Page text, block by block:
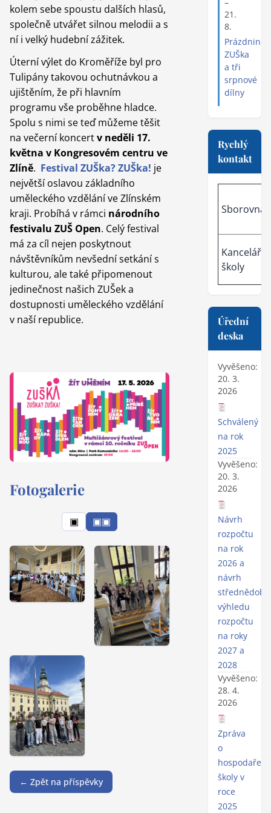
kolem sebe spoustu dalších hlasů,
společně utvářet silnou melodii a s
ní i velký hudební zážitek.
Úterní výlet do Kroměříže byl pro
Tulipány takovou ochutnávkou a
ujištěním, že při hlavním
programu vše proběhne hladce.
Spolu s nimi se teď můžeme těšit
na večerní koncertv neděli 17.
května v Kongresovém centru ve
Zlíně. Festival ZUŠka? ZUŠka! je
největší oslavou základního
uměleckého vzdělání ve Zlínském
kraji. Probíhá v rámci národního
festivalu ZUŠ Open. Celý festival
má za cíl nejen poskytnout
návštěvníkům nevšední setkání s
kulturou, ale také připomenout
jedinečnost našich ZUŠek a
dostupnosti uměleckého vzdělání
v naší republice.
Fotogalerie
▣ ▣▣
← Zpět na příspěvky
21.
8.
ZUŠka
a tři
srpnové
dílny
Rychlý
kontakt
Sborovna
Kancelář
školy
Úřední
deska
Vyvěšeno:
20. 3.
2026
Schválený
na rok
2025
Vyvěšeno:
20. 3.
2026
Návrh
rozpočtu
na rok
2026 a
návrh
výhledu
rozpočtu
na roky
2027 a
2028
Vyvěšeno:
28. 4.
2026
Zpráva
o
hospodaření
školy v
roce
2025